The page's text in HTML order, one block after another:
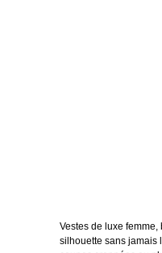
Vestes de luxe
silhouette sans jamais